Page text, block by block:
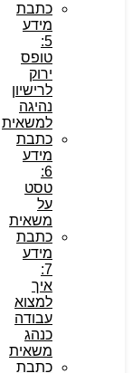
כתבת
מידע
5:
טופס
ירוק
לרישיון
נהיגה
למשאית
כתבת
מידע
6:
טסט
על
משאית
כתבת
מידע
7:
איך
למצוא
עבודה
כנהג
משאית
כתבת